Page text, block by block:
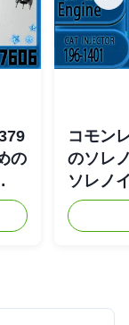
の
コモン
のソレ
ソレノ
4754